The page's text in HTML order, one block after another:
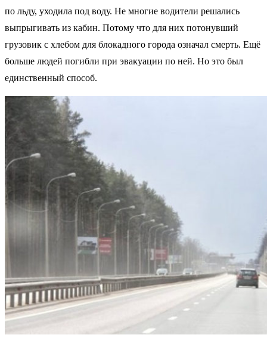
по льду, уходила под воду. Не многие водители решались
выпрыгивать из кабин. Потому что для них потонувший
грузовик с хлебом для блокадного города означал смерть. Ещё
больше людей погибли при эвакуации по ней. Но это был
единственный способ.